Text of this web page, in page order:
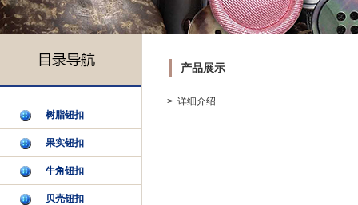
树脂钮扣
果实钮扣
牛角钮扣
贝壳钮扣
产品展示
> 详细介绍